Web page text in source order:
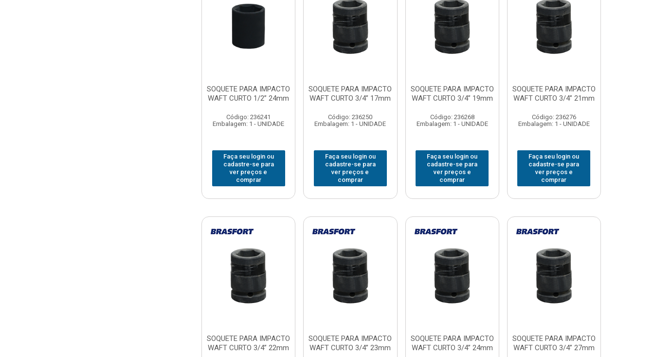
SOQUETE PARA IMPACTO
WAFT CURTO 1/2” 24mm
Código: 236241
Embalagem: 1 - UNIDADE
Faça seu login ou
cadastre-se para
ver preços e
comprar
SOQUETE PARA IMPACTO
WAFT CURTO 3/4” 17mm
Código: 236250
Embalagem: 1 - UNIDADE
Faça seu login ou
cadastre-se para
ver preços e
comprar
SOQUETE PARA IMPACTO
WAFT CURTO 3/4” 19mm
Código: 236268
Embalagem: 1 - UNIDADE
Faça seu login ou
cadastre-se para
ver preços e
comprar
SOQUETE PARA IMPACTO
WAFT CURTO 3/4” 21mm
Código: 236276
Embalagem: 1 - UNIDADE
Faça seu login ou
cadastre-se para
ver preços e
comprar
SOQUETE PARA IMPACTO
WAFT CURTO 3/4” 22mm
SOQUETE PARA IMPACTO
WAFT CURTO 3/4” 23mm
SOQUETE PARA IMPACTO
WAFT CURTO 3/4” 24mm
SOQUETE PARA IMPACTO
WAFT CURTO 3/4” 27mm